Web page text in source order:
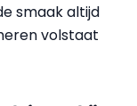
smaak altijd
volstaat